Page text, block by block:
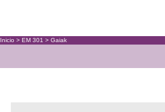
Inicio > EM 301 > Gaiak